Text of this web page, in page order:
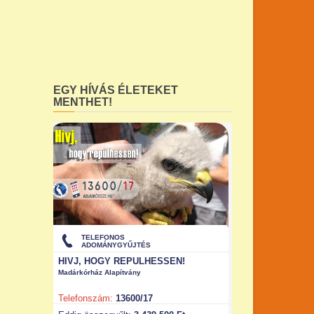
EGY HÍVÁS ÉLETEKET
MENTHET!